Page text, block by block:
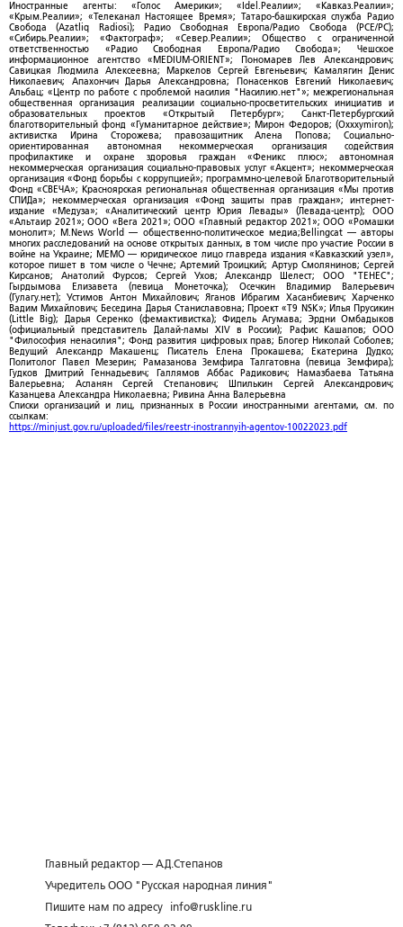
Иностранные агенты: «Голос Америки»; «Idel.Реалии»; «Кавказ.Реалии»;
«Крым.Реалии»; «Телеканал Настоящее Время»; Татаро-башкирская служба Радио
Свобода (Azatliq Radiosi); Радио Свободная Европа/Радио Свобода (PCE/PC);
«Сибирь.Реалии»; «Фактограф»; «Север.Реалии»; Общество с ограниченной
ответственностью «Радио Свободная Европа/Радио Свобода»; Чешское
информационное агентство «MEDIUM-ORIENT»; Пономарев Лев Александрович;
Савицкая Людмила Алексеевна; Маркелов Сергей Евгеньевич; Камалягин Денис
Николаевич; Апахончич Дарья Александровна; Понасенков Евгений Николаевич;
Альбац; «Центр по работе с проблемой насилия "Насилию.нет"»; межрегиональная
общественная организация реализации социально-просветительских инициатив и
образовательных проектов «Открытый Петербург»; Санкт-Петербургский
благотворительный фонд «Гуманитарное действие»; Мирон Федоров; (Oxxxymiron);
активистка Ирина Сторожева; правозащитник Алена Попова; Социально-
ориентированная автономная некоммерческая организация содействия
профилактике и охране здоровья граждан «Феникс плюс»; автономная
некоммерческая организация социально-правовых услуг «Акцент»; некоммерческая
организация «Фонд борьбы с коррупцией»; программно-целевой Благотворительный
Фонд «СВЕЧА»; Красноярская региональная общественная организация «Мы против
СПИДа»; некоммерческая организация «Фонд защиты прав граждан»; интернет-
издание «Медуза»; «Аналитический центр Юрия Левады» (Левада-центр); ООО
«Альтаир 2021»; ООО «Вега 2021»; ООО «Главный редактор 2021»; ООО «Ромашки
монолит»; M.News World — общественно-политическое медиа;Bellingcat — авторы
многих расследований на основе открытых данных, в том числе про участие России в
войне на Украине; МЕМО — юридическое лицо главреда издания «Кавказский узел»,
которое пишет в том числе о Чечне; Артемий Троицкий; Артур Смолянинов; Сергей
Кирсанов; Анатолий Фурсов; Сергей Ухов; Александр Шелест; ООО "ТЕНЕС";
Гырдымова Елизавета (певица Монеточка); Осечкин Владимир Валерьевич
(Гулагу.нет); Устимов Антон Михайлович; Яганов Ибрагим Хасанбиевич; Харченко
Вадим Михайлович; Беседина Дарья Станиславовна; Проект «T9 NSK»; Илья Прусикин
(Little Big); Дарья Серенко (фемактивистка); Фидель Агумава; Эрдни Омбадыков
(официальный представитель Далай-ламы XIV в России); Рафис Кашапов; ООО
"Философия ненасилия"; Фонд развития цифровых прав; Блогер Николай Соболев;
Ведущий Александр Макашенц; Писатель Елена Прокашева; Екатерина Дудко;
Политолог Павел Мезерин; Рамазанова Земфира Талгатовна (певица Земфира);
Гудков Дмитрий Геннадьевич; Галлямов Аббас Радикович; Намазбаева Татьяна
Валерьевна; Асланян Сергей Степанович; Шпилькин Сергей Александрович;
Казанцева Александра Николаевна; Ривина Анна Валерьевна
Списки организаций и лиц, признанных в России иностранными агентами, см. по
ссылкам:
https://minjust.gov.ru/uploaded/files/reestr-inostrannyih-agentov-10022023.pdf
Главный редактор — А.Д.Степанов
Учредитель ООО "Русская народная линия"
Пишите нам по адресу
info@ruskline.ru